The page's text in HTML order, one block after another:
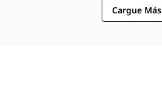
Cargue Más